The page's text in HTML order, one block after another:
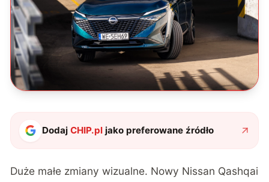
DodajCHIP.pl jako preferowane źródło
Duże małe zmiany wizualne. Nowy Nissan Qashqai